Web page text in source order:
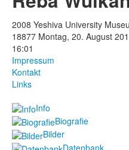
2008 Yeshiva University
18877 Montag, 20. August
16:01
Impressum
Kontakt
Links
Info
Biografie
Bilder
Datenbank